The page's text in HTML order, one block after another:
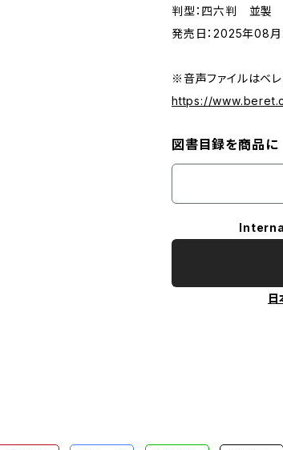
判型：四六判 並製
発売日：2025年08
※音声ファイルはベレ
https://
図書目録を商品に
日